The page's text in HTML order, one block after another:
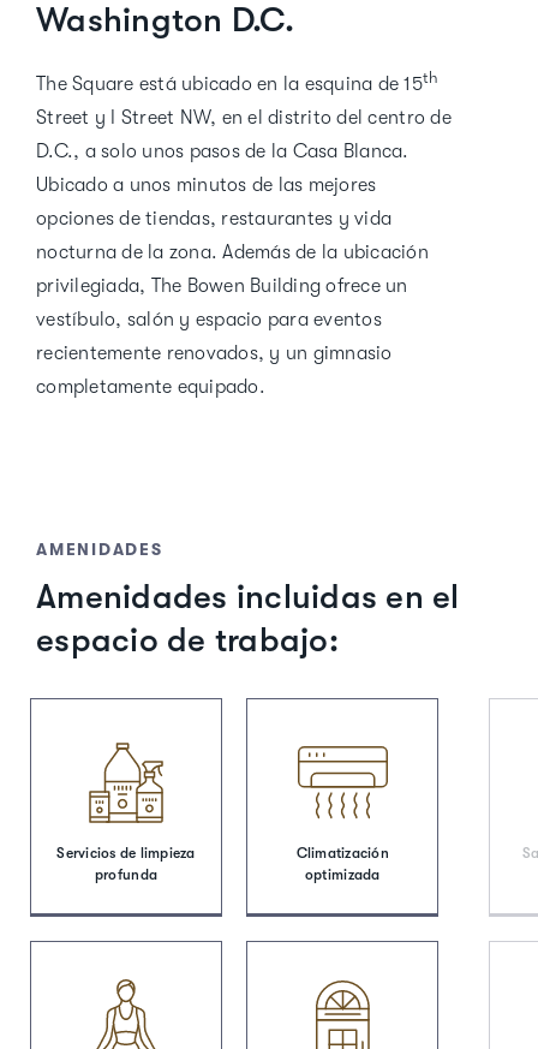
Washington D.C.
The Square está ubicado en la esquina de 15th
Street y I Street NW, en el distrito del centro de
D.C., a solo unos pasos de la Casa Blanca.
Ubicado a unos minutos de las mejores
opciones de tiendas, restaurantes y vida
nocturna de la zona. Además de la ubicación
privilegiada, The Bowen Building ofrece un
vestíbulo, salón y espacio para eventos
recientemente renovados, y un gimnasio
completamente equipado.
AMENIDADES
Amenidades incluidas en el
espacio de trabajo:
Servicios de limpieza
profunda
Climatización
optimizada